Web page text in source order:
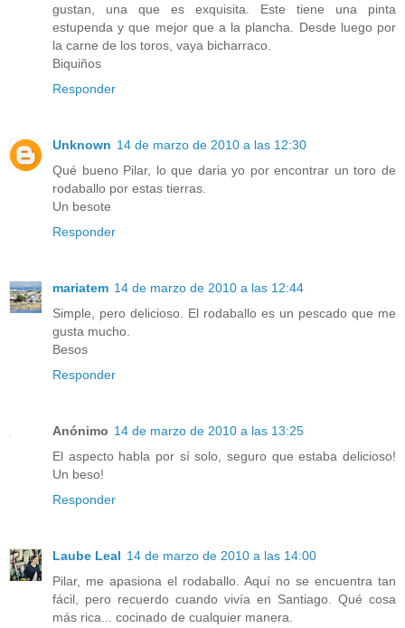
gustan, una que es exquisita. Este tiene una pinta
estupenda y que mejor que a la plancha. Desde luego por
la carne de los toros, vaya bicharraco.
Biquiños
Responder
Unknown 14 de marzo de 2010 a las 12:30
Qué bueno Pilar, lo que daria yo por encontrar un toro de
rodaballo por estas tierras.
Un besote
Responder
mariatem 14 de marzo de 2010 a las 12:44
Simple, pero delicioso. El rodaballo es un pescado que me
gusta mucho.
Besos
Responder
Anónimo 14 de marzo de 2010 a las 13:25
El aspecto habla por sí solo, seguro que estaba delicioso!
Un beso!
Responder
Laube Leal 14 de marzo de 2010 a las 14:00
Pilar, me apasiona el rodaballo. Aquí no se encuentra tan
fácil, pero recuerdo cuando vivía en Santiago. Qué cosa
más rica... cocinado de cualquier manera.